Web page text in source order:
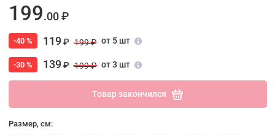
199.00 ₽
-40 % 119₽ 199 ₽ от 5 шт
-30 % 139₽ 199 ₽ от 3 шт
Товар закончился
Размер, см: